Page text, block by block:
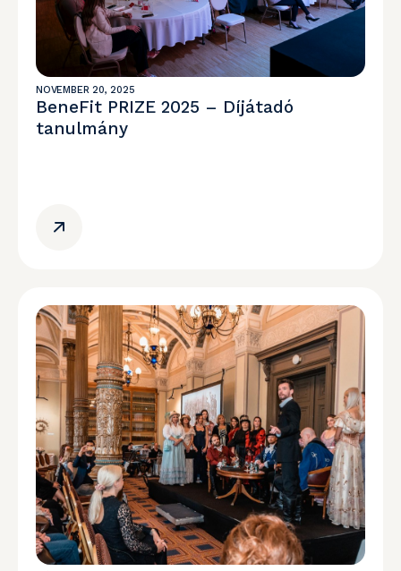
NOVEMBER 20, 2025
BeneFit PRIZE 2025 – Díjátadó
tanulmány